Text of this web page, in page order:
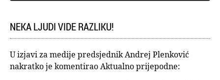
NEKA LJUDI VIDE RAZLIKU!
U izjavi za medije predsjednik Andrej Plenković
nakratko je komentirao Aktualno prijepodne: